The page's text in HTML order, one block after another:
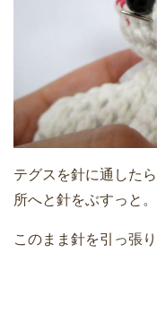
テグスを針に通した
所へと針をぶすっと。
このまま針を引っ張